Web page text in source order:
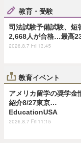
教育・受験
司法試験予備試験、短
2,668人が合格…最高
2026.8.7 Fri 13:45
教育イベント
アメリカ留学の奨学金
紹介8/27東京…
EducationUSA
2026.8.7 Fri 11:15